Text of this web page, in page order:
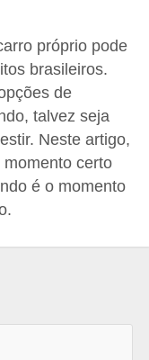
próprio pode
brasileiros.
de
talvez seja
Neste artigo,
certo
é o momento